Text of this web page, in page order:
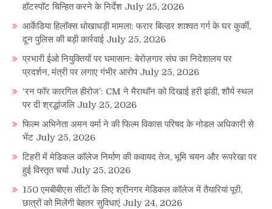
हॉटस्पॉट चिन्हित करने के निर्देश July 25, 2026
आर्केडिया हिलॉक्स धोखाधड़ी मामला: फरार बिल्डर शाश्वत गर्ग के घर कुर्की,
दून पुलिस की बड़ी कार्रवाई July 25, 2026
प्रभारी ईओ नियुक्तियों पर घमासान: बेरोज़गार संघ का निदेशालय पर
प्रदर्शन, मंत्री पर लगाए गंभीर आरोप July 25, 2026
‘रन फॉर कारगिल हीरोज’: CM ने मैराथॉन को दिखाई हरी झंडी, शौर्य स्थल
पर दी श्रद्धांजलि July 25, 2026
फिल्म अभिनेता अमन वर्मा ने की फिल्म विकास परिषद के नोडल अधिकारी से
भेंट July 25, 2026
टिहरी में मेडिकल कॉलेज निर्माण की कवायद तेज, भूमि चयन और रूपरेखा पर
हुई विस्तृत चर्चा July 25, 2026
150 एमबीबीएस सीटों के लिए श्रीनगर मेडिकल कॉलेज में तैयारियां पूरी,
छात्रों को मिलेंगी बेहतर सुविधाएं July 24, 2026